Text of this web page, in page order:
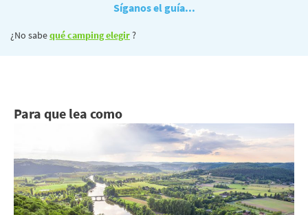
Síganos el guía...
¿No sabequé camping elegir?
Para que lea como